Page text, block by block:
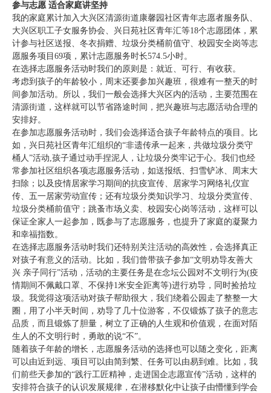
参与志愿 适合家庭讲坚持
我的家庭累计加入大兴区清源街道康馨园社区青年志愿者服务队、
大兴区职工子女服务协会、兴日苑社区青年汇等18个志愿团体，累
计参与社区送报、冬衣捐赠、垃圾分类桶前值守、校园安全岗等志
愿服务项目69项，累计志愿服务时长574.5小时。
在选择志愿服务活动时我们的原则是：就近、可行、有收获。
考虑到孩子的年龄较小，周末还要参加兴趣班，很难有一整天的时
间参加活动。所以，我们一般会选择大兴区内的活动，主要范围在
清源街道，这样就可以节省路途时间，把兴趣班与志愿活动合理的
安排好。
在参加志愿服务活动时，我们会选择适合孩子年龄特点的项目。比
如，兴日苑社区青年汇组织的“非遗传承一起来，共做垃圾分类守
桶人”活动,孩子通过动手捏泥人，让垃圾分类牢记于心。我们也经
常参加社区组织各项志愿服务活动，如送报纸、扫雪铲冰、周末大
扫除；以及疫情居家学习期间的抗疫宣传、居家学习网络礼仪宣
传、五一居家劳动宣传；还有垃圾分类知识学习、垃圾分类宣传、
垃圾分类桶前值守；跳蚤市场义卖、校园安心岗等活动，这样可以
保证全家人一起参加，既参与了志愿服务，也提升了家庭的凝聚力
和幸福指数。
在选择志愿服务活动时我们还特别关注活动的高效性，会选择真正
对孩子有意义的活动。比如，我们曾带孩子参加“文明劝导友善大
兴 亲子同行”活动，活动的主要任务是在念坛公园对不文明行为(疫
情期间不佩戴口罩、不保持1米安全距离等)进行劝导，同时捡拾垃
圾。我觉得这项活动对孩子帮助很大，我们绕着公园走了整整一大
圈，用了小半天时间，劝导了几十位游客，不仅锻炼了孩子的意志
品质，而且锻炼了胆量，树立了正确的人生观和价值观，在面对陌
生人的不文明行时，勇敢的说“不”。
随着孩子年龄的增长，志愿服务活动的选择也可以随之变化，距离
可以由近到远、项目可以由简到繁、任务可以由易到难。比如，我
们前些天参加的“践行工匠精神，走进国企志愿宣传”活动，这样的
安排符合孩子的认识发展规律，在潜移默化中让孩子由懵懂到学会